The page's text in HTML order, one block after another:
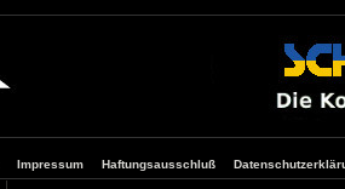
Impressum Haftungsausschluß